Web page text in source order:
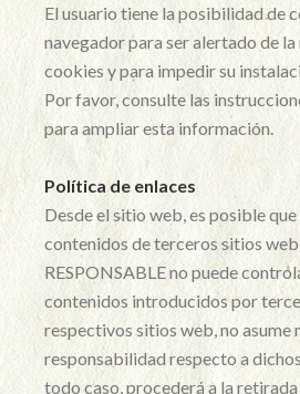
El usuario tiene la posibilidad de
navegador para ser alertado de
cookies y para impedir su
Por favor, consulte las
para ampliar esta información.
Política de enlaces
Desde el sitio web, es posible
contenidos de terceros sitios
RESPONSABLE no puede
contenidos introducidos por
respectivos sitios web, no asume
responsabilidad respecto a
todo caso, procederá a la